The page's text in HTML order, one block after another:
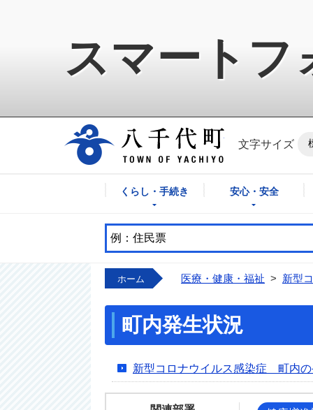
スマートフ
八千代町公式ホ
文字サイズ
くらし・手続き 安心・安全
ホーム 医療・健康・福祉 > 新型
町内発生状況
新型コロナウイルス感染症 町内